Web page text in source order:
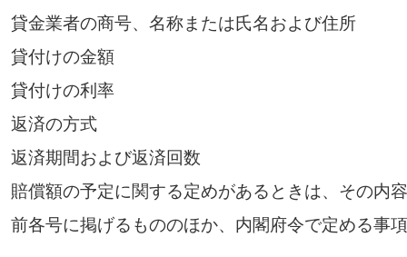
貸金業者の商号、名称または氏名および住所
貸付けの金額
貸付けの利率
返済の方式
返済期間および返済回数
賠償額の予定に関する定めがあるときは、その内容
前各号に掲げるもののほか、内閣府令で定める事